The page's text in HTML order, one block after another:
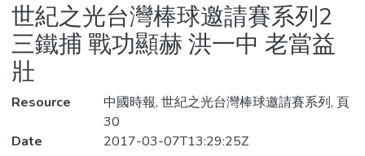
Statistics
世紀之光台灣棒球邀請賽系列2
三鐵捕 戰功顯赫 洪一中 老當益
壯
Resource
中國時報, 世紀之光台灣棒球邀請賽系列, 頁
30
Date
2017-03-07T13:29:25Z